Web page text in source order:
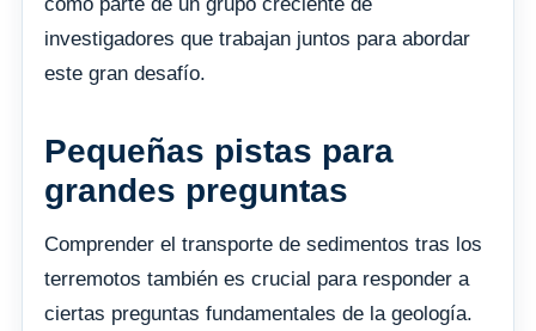
como parte de un grupo creciente de
investigadores que trabajan juntos para abordar
este gran desafío.
Pequeñas pistas para
grandes preguntas
Comprender el transporte de sedimentos tras los
terremotos también es crucial para responder a
ciertas preguntas fundamentales de la geología.